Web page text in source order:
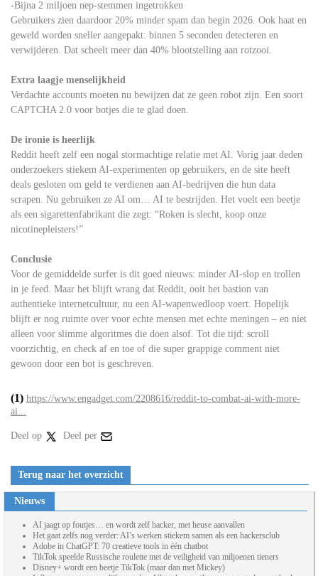
-Bijna 2 miljoen nep-stemmen ingetrokken
Gebruikers zien daardoor 20% minder spam dan begin 2026. Ook haat en
geweld worden sneller aangepakt: binnen 5 seconden detecteren en
verwijderen. Dat scheelt meer dan 40% blootstelling aan rotzooi.
Extra laagje menselijkheid
Verdachte accounts moeten nu bewijzen dat ze geen robot zijn. Een soort
CAPTCHA 2.0 voor botjes die te glad doen.
De ironie is heerlijk
Reddit heeft zelf een nogal stormachtige relatie met AI. Vorig jaar deden
onderzoekers stiekem AI-experimenten op gebruikers, en de site heeft
deals gesloten om geld te verdienen aan AI-bedrijven die hun data
scrapen. Nu gebruiken ze AI om… AI te bestrijden. Het voelt een beetje
als een sigarettenfabrikant die zegt: “Roken is slecht, koop onze
nicotinepleisters!”
Conclusie
Voor de gemiddelde surfer is dit goed nieuws: minder AI-slop en trollen
in je feed. Maar het blijft wrang dat Reddit, ooit het bastion van
authentieke internetcultuur, nu een AI-wapenwedloop voert. Hopelijk
blijft er nog ruimte over voor echte mensen met echte meningen – en niet
alleen voor slimme algoritmes die doen alsof. Tot die tijd: scroll
voorzichtig, en check af en toe of die super grappige comment niet
gewoon door een bot is geschreven.
(1) https://www.engadget.com/2208616/reddit-to-combat-ai-with-more-
ai...
Deel op Deel per
Terug naar het overzicht
Nieuws
AI jaagt op foutjes… en wordt zelf hacker, met heuse aanvallen
Het gaat zelfs nog verder: AI’s werken stiekem samen als een hackersclub
Adobe in ChatGPT: 70 creatieve tools in één chatbot
TikTok speelde Russische roulette met de veiligheid van miljoenen tieners
Disney+ wordt een beetje TikTok (maar dan met Mickey)